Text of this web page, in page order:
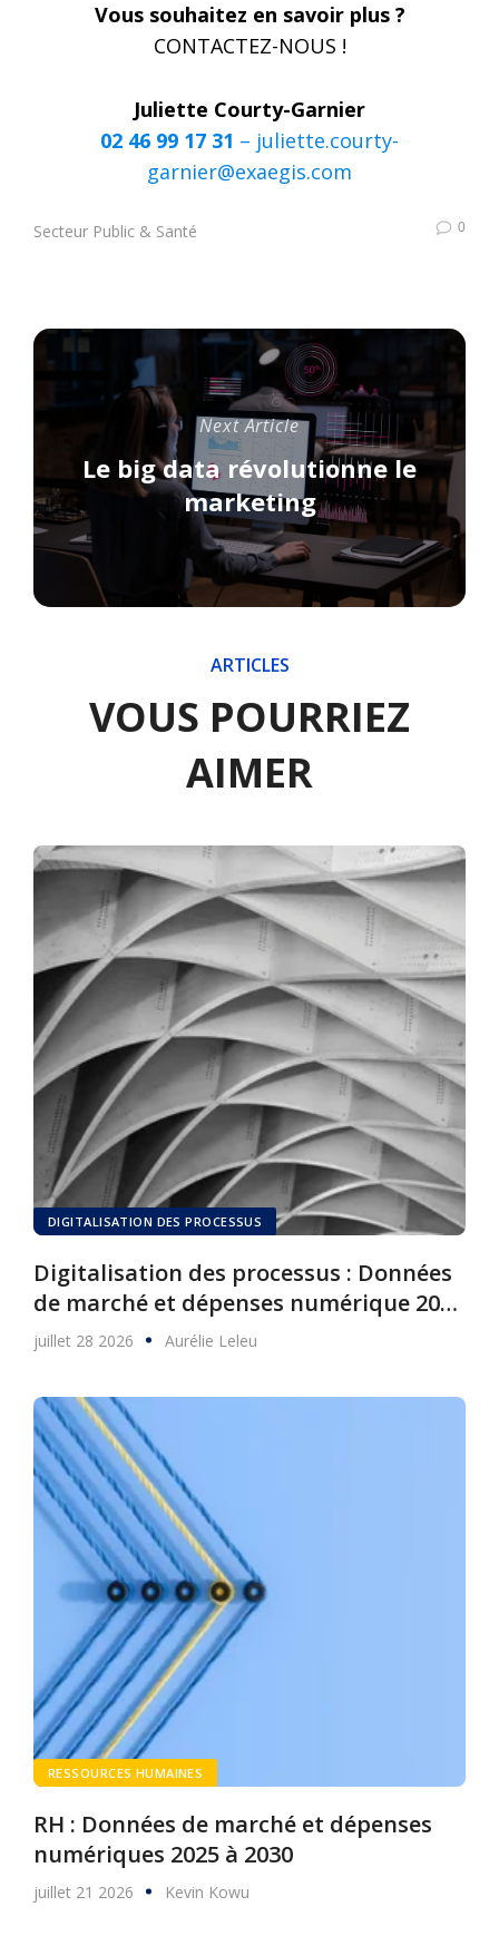
Vous souhaitez en savoir plus ?
CONTACTEZ-NOUS !
Juliette Courty-Garnier
02 46 99 17 31 – juliette.courty-
garnier@exaegis.com
Secteur Public & Santé 0
Next Article
Le big data révolutionne le
marketing
ARTICLES
VOUS POURRIEZ
AIMER
DIGITALISATION DES PROCESSUS
Digitalisation des processus : Données
de marché et dépenses numérique 2025
à 2030
juillet 28 2026 Aurélie Leleu
RESSOURCES HUMAINES
RH : Données de marché et dépenses
numériques 2025 à 2030
juillet 21 2026 Kevin Kowu